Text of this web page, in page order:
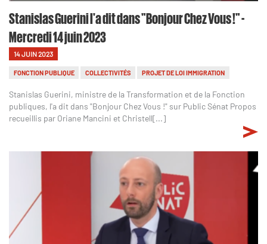
Stanislas Guerini l'a dit dans "Bonjour Chez Vous !" -
Mercredi 14 juin 2023
14 JUIN 2023
FONCTION PUBLIQUE COLLECTIVITÉS PROJET DE LOI IMMIGRATION
Stanislas Guerini, ministre de la Transformation et de la Fonction
publiques, l'a dit dans "Bonjour Chez Vous !" sur Public Sénat Propos
recueillis par Oriane Mancini et Christell[...]